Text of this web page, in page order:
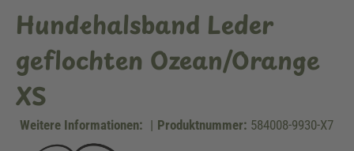
Hundehalsband Leder
geflochten Ozean/Orange
XS
Weitere Informationen: | Produktnummer: 584008-9930-X7